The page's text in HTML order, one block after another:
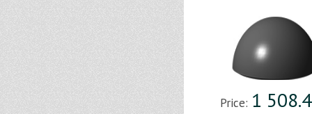
Price: 1